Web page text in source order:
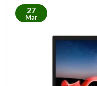
27
Mar